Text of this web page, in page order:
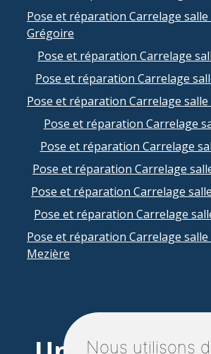
Nous utilisons
Pose et réparation Carrelage
Grégoire
Pose et réparation Carrelage
Pose et réparation Carrelage
Pose et réparation Carrelage
Pose et réparation Carrelage
Pose et réparation Carrelage
Pose et réparation Carrelage
Pose et réparation Carrelage
Pose et réparation Carrelage
Pose et réparation Carrelage salle
Mezière